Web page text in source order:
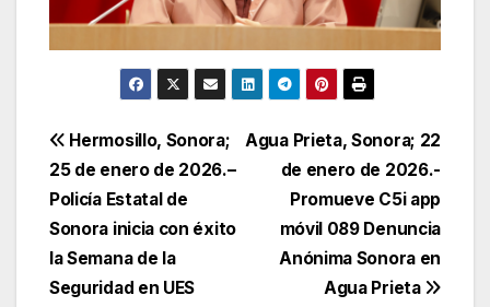
Navegación
de
entradas
Agua Prieta, Sonora; 22
de enero de 2026.-
Promueve C5i app
móvil 089 Denuncia
Anónima Sonora en
Agua Prieta
Hermosillo, Sonora;
25 de enero de 2026.–
Policía Estatal de
Sonora inicia con éxito
la Semana de la
Seguridad en UES